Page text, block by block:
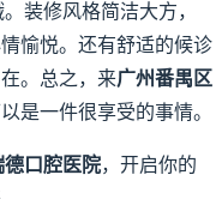
装修风格简洁大方，
愉悦。还有舒适的候诊
。总之，来广州番禺区
是一件很享受的事情。
德口腔医院，开启你的